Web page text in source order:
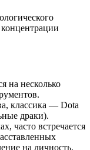
на несколько
классика — Dota
драки).
часто встречается
на личность,